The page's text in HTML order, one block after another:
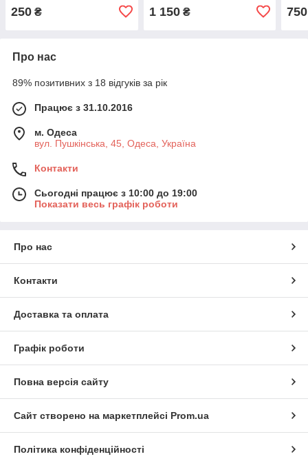
250 ₴ 1 150₴ 750
Про нас
89% позитивних з 18 відгуків за рік
Працює з 31.10.2016
м. Одеса
вул. Пушкінська, 45, Одеса, Україна
Контакти
Сьогодні працює з 10:00 до 19:00
Показати весь графік роботи
Про нас
Контакти
Доставка та оплата
Графік роботи
Повна версія сайту
Сайт створено на маркетплейсі Prom.ua
Політика конфіденційності